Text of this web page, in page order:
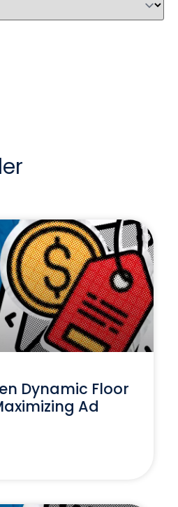
Dynamic Floor
Ad